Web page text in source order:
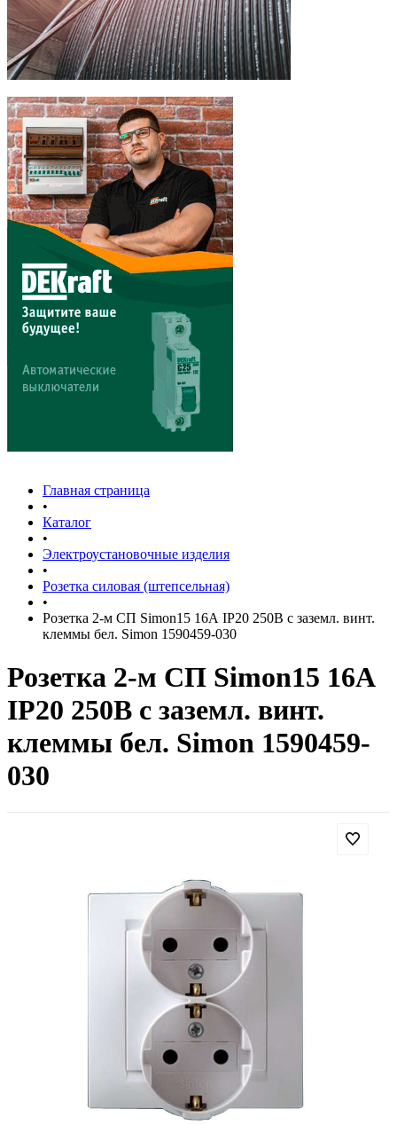
Главная страница
•
Каталог
•
Электроустановочные изделия
•
Розетка силовая (штепсельная)
•
Розетка 2-м СП Simon15 16А IP20 250В с заземл. винт.
клеммы бел. Simon 1590459-030
Розетка 2-м СП Simon15 16А
IP20 250В с заземл. винт.
клеммы бел. Simon 1590459-
030